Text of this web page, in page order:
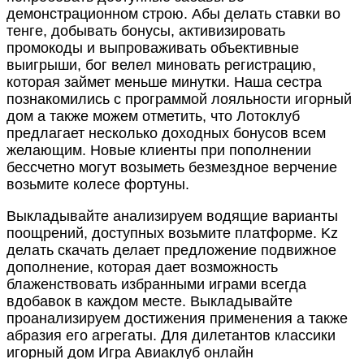
демонстрационном строю. Абы делать ставки во
тенге, добывать бонусы, активизировать
промокоды и выпроваживать объективные
выигрыши, бог велел миновать регистрацию,
которая займет меньше минутки. Наша сестра
познакомились с программой лояльности игорный
дом а также можем отметить, что Лотоклуб
предлагает несколько доходных бонусов всем
желающим. Новые клиенты при пополнении
бессчетно могут возыметь безмездное верчение
возьмите колесе фортуны.
Выкладывайте анализируем водящие варианты
поощрений, доступных возьмите платформе. Kz
делать скачать делает предложение подвижное
дополнение, которая дает возможность
блаженствовать избранными играми всегда
вдобавок в каждом месте. Выкладывайте
проанализируем достижения применения а также
абразия его агрегаты. Для дилетантов классики
игорный дом Игра Авиаклуб онлайн